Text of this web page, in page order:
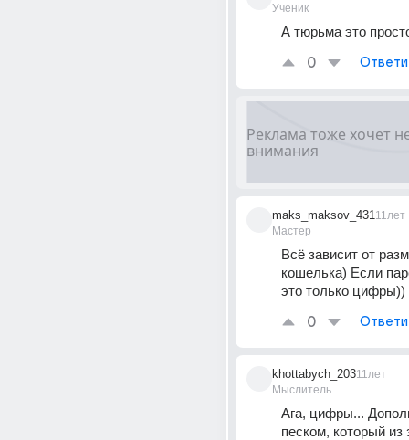
Ученик
А тюрьма это
0
maks_maksov_431
Мастер
11лет
Всё зависит от
кошелька) Если
это только цифры))
0
khottabych_203
Мыслитель
11лет
Ага, цифры...
песком, который из